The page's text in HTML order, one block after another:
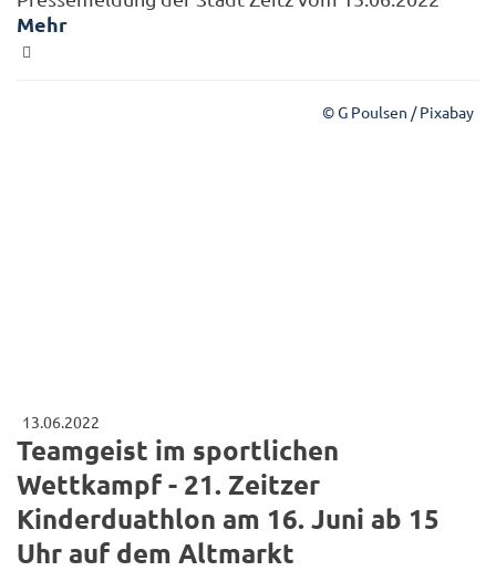
Mehr
© G Poulsen / Pixabay
13.06.2022
Teamgeist im sportlichen
Wettkampf - 21. Zeitzer
Kinderduathlon am 16. Juni ab 15
Uhr auf dem Altmarkt